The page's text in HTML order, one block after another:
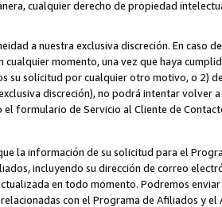
cualquier derecho de propiedad
a nuestra exclusiva discreción. En caso
cualquier momento, una vez que haya
su solicitud por cualquier otro motivo, o 2)
discreción), no podrá intentar volver
el formulario de Servicio al Cliente de
la información de su solicitud para el
incluyendo su dirección de correo
en todo momento. Podremos
con el Programa de Afiliados y